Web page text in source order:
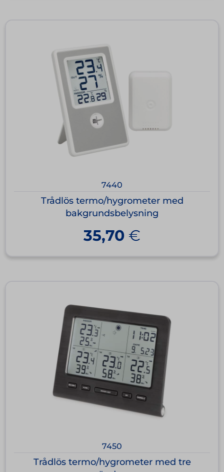
7440
Trådlös termo/hygrometer med
bakgrundsbelysning
35,70 €
7450
Trådlös termo/hygrometer med tre